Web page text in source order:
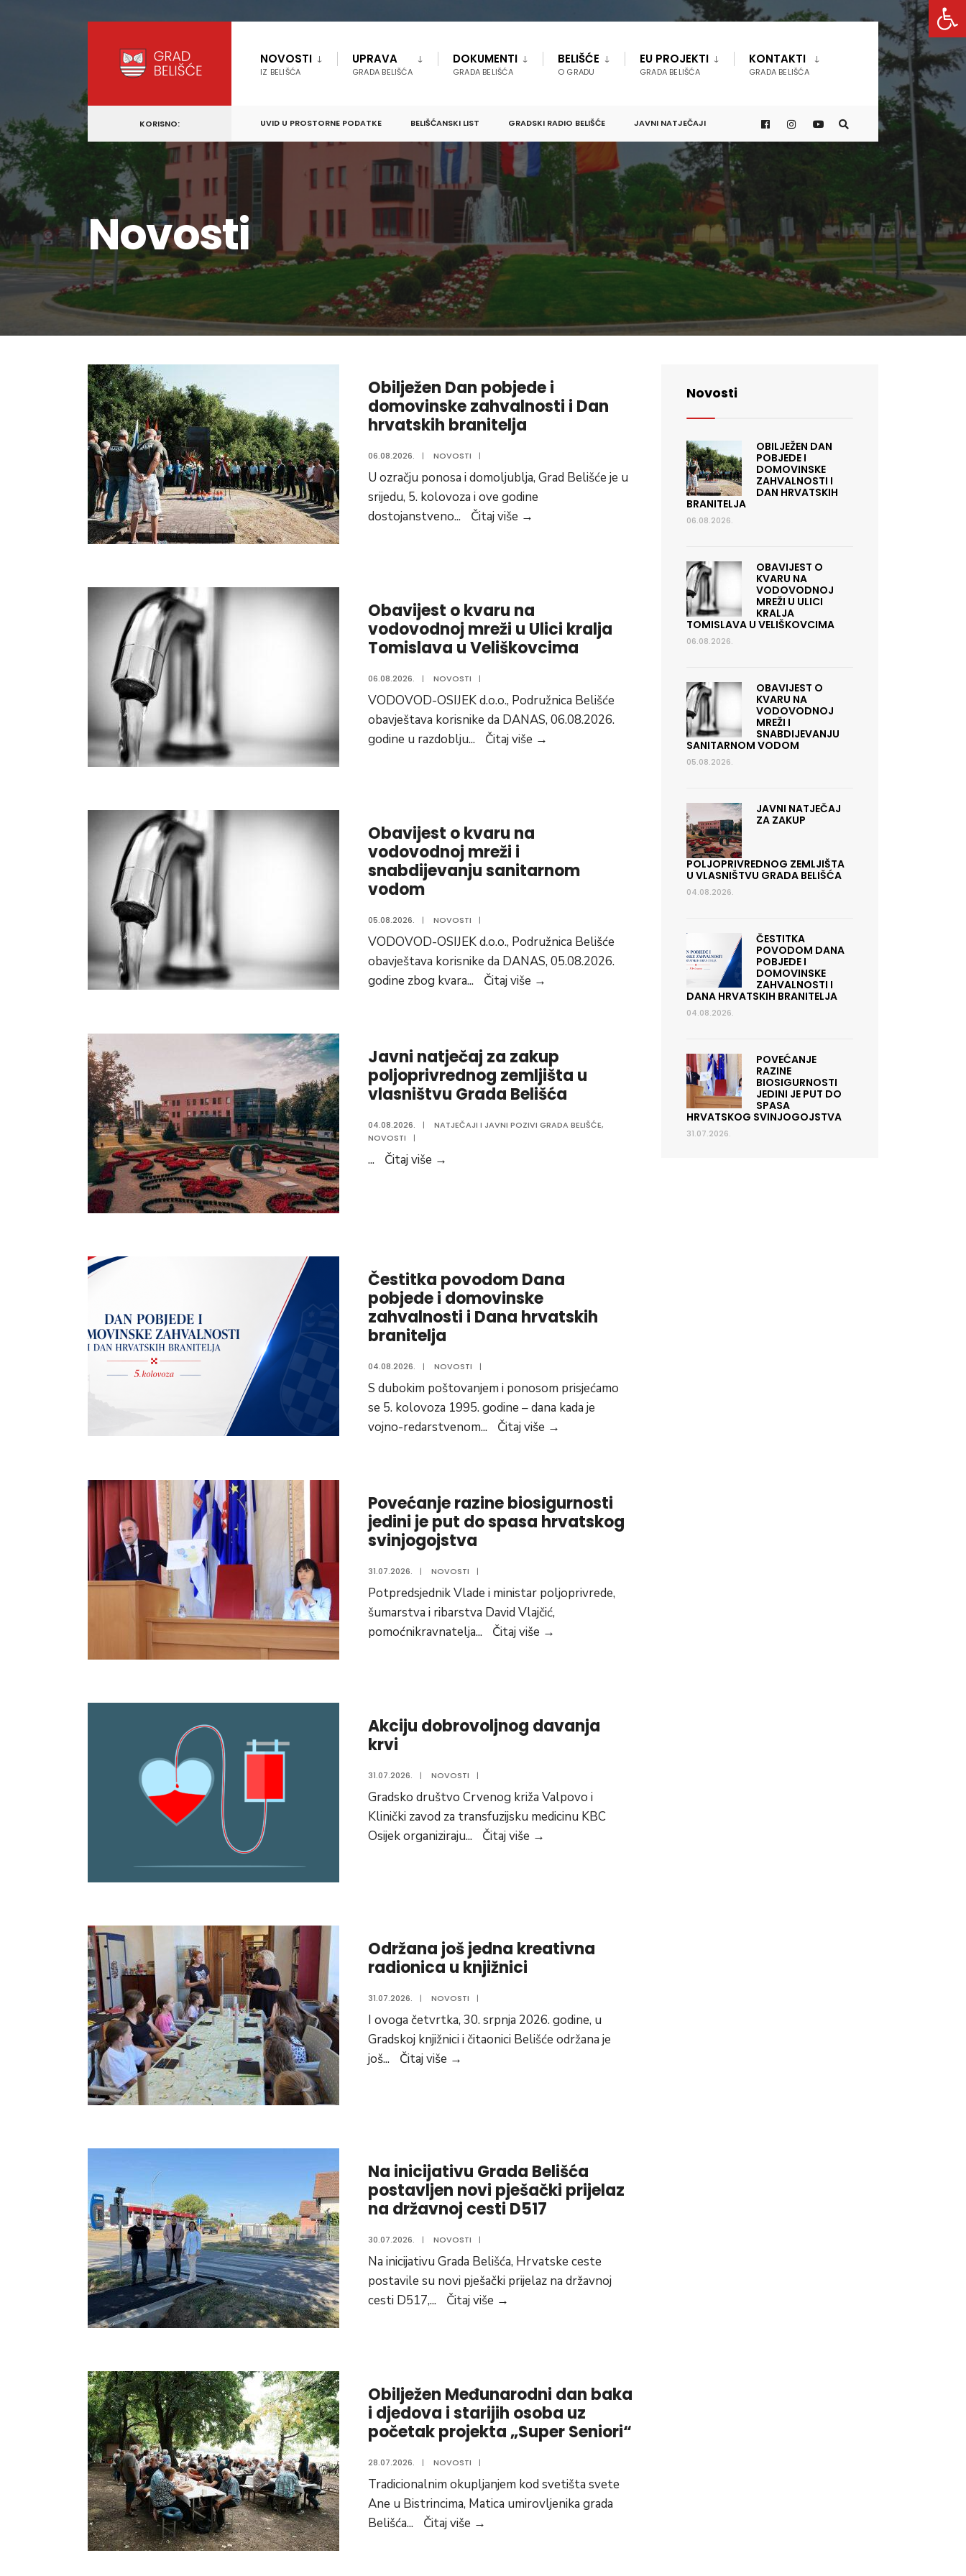
content
NOVOSTI
IZ BELIŠĆA
UPRAVA
GRADA BELIŠĆA
DOKUMENTI
GRADA BELIŠĆA
BELIŠĆE
O GRADU
EU PROJEKTI
GRADA BELIŠĆA
KONTAKTI
GRADA BELIŠĆA
KORISNO: UVID U PROSTORNE PODATKE BELIŠĆANSKI LIST GRADSKI RADIO BELIŠĆE JAVNI NATJEČAJI
Novosti
Obilježen Dan pobjede i
domovinske zahvalnosti i Dan
hrvatskih branitelja
06.08.2026. | NOVOSTI |
U ozračju ponosa i domoljublja, Grad Belišće je u
srijedu, 5. kolovoza i ove godine
dostojanstveno... Čitaj više →
zahvalnosti
i
Dan
Obavijest o kvaru na
vodovodnoj mreži u Ulici kralja
Tomislava u Veliškovcima
06.08.2026. | NOVOSTI |
VODOVOD-OSIJEK d.o.o., Podružnica Belišće
obavještava korisnike da DANAS, 06.08.2026.
godine u razdoblju... Čitaj više →
Ulici
u
Veliškovcima
Obavijest o kvaru na
vodovodnoj mreži i
snabdijevanju sanitarnom
vodom
05.08.2026. | NOVOSTI |
VODOVOD-OSIJEK d.o.o., Podružnica Belišće
obavještava korisnike da DANAS, 05.08.2026.
godine zbog kvara... Čitaj više →
vodovodnoj
mreži
i
Javni natječaj za zakup
poljoprivrednog zemljišta u
vlasništvu Grada Belišća
04.08.2026. | NATJEČAJI I JAVNI POZIVI GRADA BELIŠĆE,
NOVOSTI
|
... Čitaj više →
u
vlasništvu
Grada
Čestitka povodom Dana
pobjede i domovinske
zahvalnosti i Dana hrvatskih
branitelja
04.08.2026. | NOVOSTI |
S dubokim poštovanjem i ponosom prisjećamo
se 5. kolovoza 1995. godine – dana kada je
vojno-redarstvenom... Čitaj više →
i
domovinske
hrvatskih
Povećanje razine biosigurnosti
jedini je put do spasa hrvatskog
svinjogojstva
31.07.2026. | NOVOSTI |
Potpredsjednik Vlade i ministar poljoprivrede,
šumarstva i ribarstva David Vlajčić,
pomoćnikravnatelja... Čitaj više →
put
svinjogojstva
Akciju dobrovoljnog davanja
krvi
31.07.2026. | NOVOSTI |
Gradsko društvo Crvenog križa Valpovo i
Klinički zavod za transfuzijsku medicinu KBC
Osijek organiziraju... Čitaj više →
Održana još jedna kreativna
radionica u knjižnici
31.07.2026. | NOVOSTI |
I ovoga četvrtka, 30. srpnja 2026. godine, u
Gradskoj knjižnici i čitaonici Belišće održana je
još... Čitaj više →
knjižnici
Na inicijativu Grada Belišća
postavljen novi pješački prijelaz
na državnoj cesti D517
30.07.2026. | NOVOSTI |
Na inicijativu Grada Belišća, Hrvatske ceste
postavile su novi pješački prijelaz na državnoj
cesti D517,... Čitaj više →
novi
pješački
prijelaz
cesti
D517
Obilježen Međunarodni dan baka
i djedova i starijih osoba uz
početak projekta „Super Seniori“
28.07.2026. | NOVOSTI |
Tradicionalnim okupljanjem kod svetišta svete
Ane u Bistrincima, Matica umirovljenika grada
Belišća... Čitaj više →
Novosti
OBILJEŽEN DAN
POBJEDE I
DOMOVINSKE
ZAHVALNOSTI I
DAN HRVATSKIH
BRANITELJA
06.08.2026.
OBAVIJEST O
KVARU NA
VODOVODNOJ
MREŽI U ULICI
KRALJA
TOMISLAVA U VELIŠKOVCIMA
06.08.2026.
OBAVIJEST O
KVARU NA
VODOVODNOJ
MREŽI I
SNABDIJEVANJU
SANITARNOM VODOM
05.08.2026.
JAVNI NATJEČAJ
ZA ZAKUP
POLJOPRIVREDNOG ZEMLJIŠTA
U VLASNIŠTVU GRADA BELIŠĆA
04.08.2026.
ČESTITKA
POVODOM DANA
POBJEDE I
DOMOVINSKE
ZAHVALNOSTI I
DANA HRVATSKIH BRANITELJA
04.08.2026.
POVEĆANJE
RAZINE
BIOSIGURNOSTI
JEDINI JE PUT DO
SPASA
HRVATSKOG SVINJOGOJSTVA
31.07.2026.